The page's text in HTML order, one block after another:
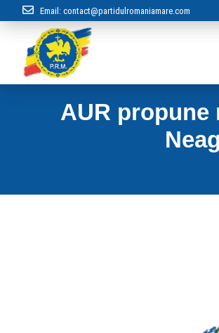
Email: contact@partidulromaniamare.com
AUR propune